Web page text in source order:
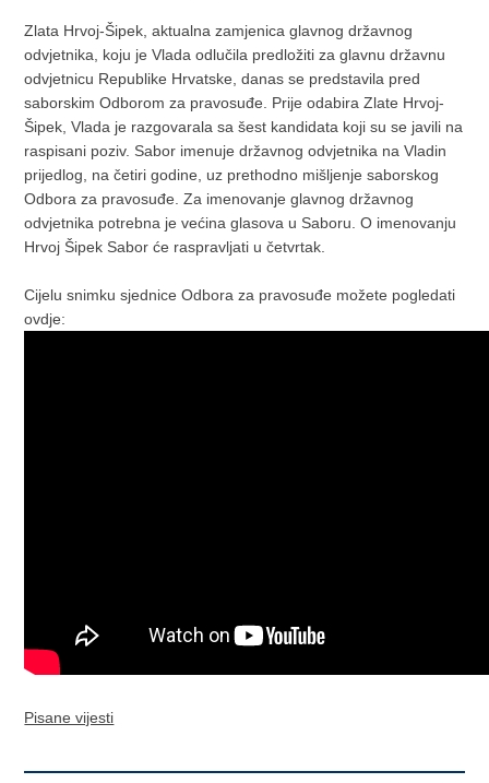
Zlata Hrvoj-Šipek, aktualna zamjenica glavnog državnog
odvjetnika, koju je Vlada odlučila predložiti za glavnu državnu
odvjetnicu Republike Hrvatske, danas se predstavila pred
saborskim Odborom za pravosuđe. Prije odabira Zlate Hrvoj-
Šipek, Vlada je razgovarala sa šest kandidata koji su se javili na
raspisani poziv. Sabor imenuje državnog odvjetnika na Vladin
prijedlog, na četiri godine, uz prethodno mišljenje saborskog
Odbora za pravosuđe. Za imenovanje glavnog državnog
odvjetnika potrebna je većina glasova u Saboru. O imenovanju
Hrvoj Šipek Sabor će raspravljati u četvrtak.
Cijelu snimku sjednice Odbora za pravosuđe možete pogledati
ovdje:
Pisane vijesti